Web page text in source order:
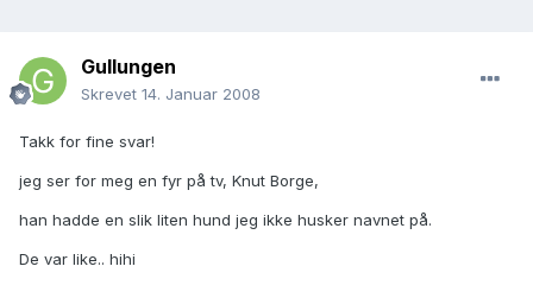
Gullungen
Skrevet 14. Januar 2008
Takk for fine svar!
jeg ser for meg en fyr på tv, Knut Borge,
han hadde en slik liten hund jeg ikke husker navnet på.
De var like.. hihi